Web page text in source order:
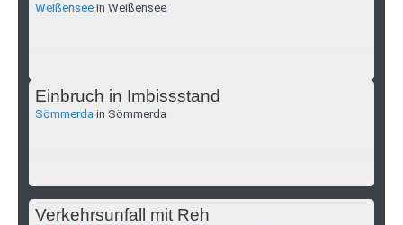
Weißensee in Weißensee
Einbruch in Imbissstand
Sömmerda in Sömmerda
Verkehrsunfall mit Reh